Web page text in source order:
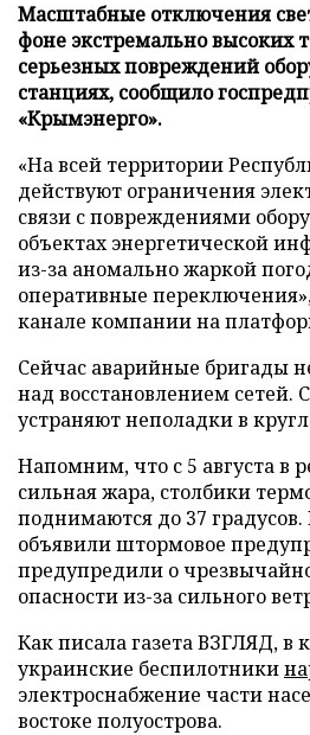
Масштабные отключения
фоне экстремально высоких
серьезных повреждений
станциях, сообщило
«Крымэнерго».
«На всей территории
действуют ограничения
связи с повреждениями
объектах энергетической
из-за аномально жаркой
оперативные переключения»,
канале компании на
Сейчас аварийные бригады
над восстановлением сетей.
устраняют неполадки в
Напомним, что с 5 августа в
сильная жара, столбики
поднимаются до 37
объявили штормовое
предупредили о
опасности из-за сильного
Как писала газета ВЗГЛЯД, в
украинские беспилотники
электроснабжение части
востоке полуострова.